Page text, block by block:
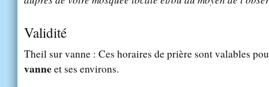
Validité
Theil sur vanne : Ces horaires de prière sont valables
vanneet ses environs.